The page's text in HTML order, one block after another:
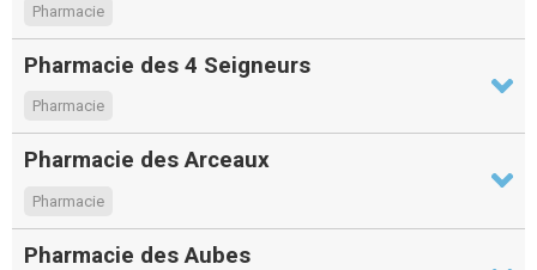
Pharmacie
Pharmacie des 4 Seigneurs
Pharmacie
Pharmacie des Arceaux
Pharmacie
Pharmacie des Aubes